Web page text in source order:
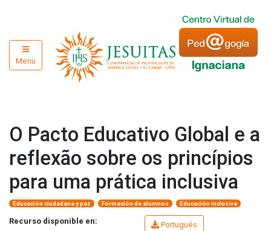
Menu
O Pacto Educativo Global e a
reflexão sobre os princípios
para uma prática inclusiva
Educación ciudadana y paz Formación de alumnos Educación inclusiva
Recurso disponible en: Portugués